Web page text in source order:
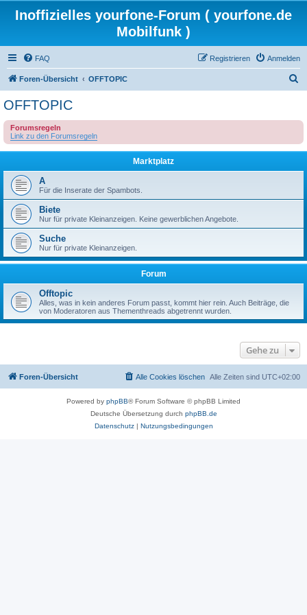
Inoffizielles yourfone-Forum ( yourfone.de
Mobilfunk )
FAQ Anmelden
Registrieren
Foren-Übersicht OFFTOPIC
e
OFFTOPIC
Forumsregeln
Link zu den Forumsregeln
Marktplatz
A
Für die Inserate der Spambots.
Biete
Nur für private Kleinanzeigen. Keine gewerblichen Angebote.
Suche
Nur für private Kleinanzeigen.
Forum
Offtopic
Alles, was in kein anderes Forum passt, kommt hier rein. Auch Beiträge, die
von Moderatoren aus Thementhreads abgetrennt wurden.
Gehe zu
Foren-Übersicht Alle Zeiten sind UTC+02:00
Alle Cookies löschen
Powered by phpBB® Forum Software © phpBB Limited
Deutsche Übersetzung durch phpBB.de
Datenschutz| Nutzungsbedingungen